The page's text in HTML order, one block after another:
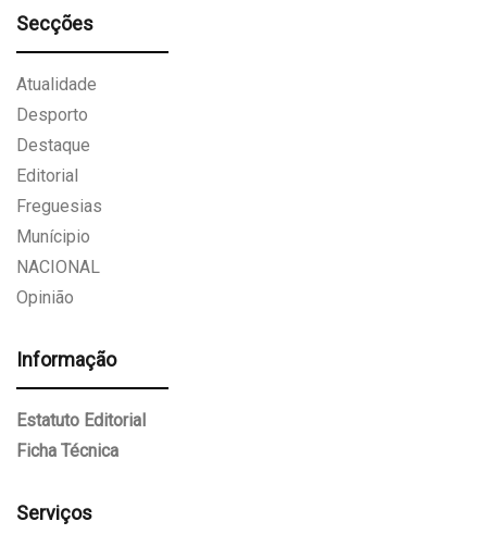
Secções
Atualidade
Desporto
Destaque
Editorial
Freguesias
Munícipio
NACIONAL
Opinião
Informação
Estatuto Editorial
Ficha Técnica
Serviços